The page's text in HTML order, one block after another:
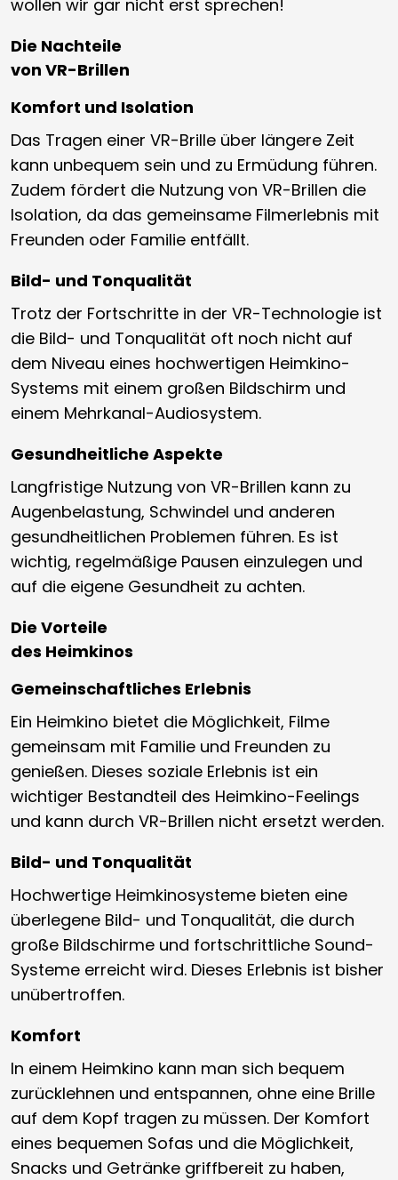
wollen wir gar nicht erst sprechen!
Die Nachteile
von VR-Brillen
Komfort und Isolation
Das Tragen einer VR-Brille über längere Zeit
kann unbequem sein und zu Ermüdung führen.
Zudem fördert die Nutzung von VR-Brillen die
Isolation, da das gemeinsame Filmerlebnis mit
Freunden oder Familie entfällt.
Bild- und Tonqualität
Trotz der Fortschritte in der VR-Technologie ist
die Bild- und Tonqualität oft noch nicht auf
dem Niveau eines hochwertigen Heimkino-
Systems mit einem großen Bildschirm und
einem Mehrkanal-Audiosystem.
Gesundheitliche Aspekte
Langfristige Nutzung von VR-Brillen kann zu
Augenbelastung, Schwindel und anderen
gesundheitlichen Problemen führen. Es ist
wichtig, regelmäßige Pausen einzulegen und
auf die eigene Gesundheit zu achten.
Die Vorteile
des Heimkinos
Gemeinschaftliches Erlebnis
Ein Heimkino bietet die Möglichkeit, Filme
gemeinsam mit Familie und Freunden zu
genießen. Dieses soziale Erlebnis ist ein
wichtiger Bestandteil des Heimkino-Feelings
und kann durch VR-Brillen nicht ersetzt werden.
Bild- und Tonqualität
Hochwertige Heimkinosysteme bieten eine
überlegene Bild- und Tonqualität, die durch
große Bildschirme und fortschrittliche Sound-
Systeme erreicht wird. Dieses Erlebnis ist bisher
unübertroffen.
Komfort
In einem Heimkino kann man sich bequem
zurücklehnen und entspannen, ohne eine Brille
auf dem Kopf tragen zu müssen. Der Komfort
eines bequemen Sofas und die Möglichkeit,
Snacks und Getränke griffbereit zu haben,